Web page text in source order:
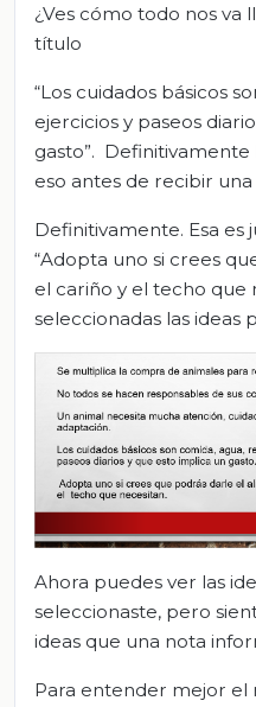
¿Ves cómo todo nos
título
“Los cuidados básicos
ejercicios y paseos
gasto”.
eso antes de recibir
Definitivamente. Esa es
“Adopta uno si crees
el cariño y el techo que
seleccionadas las ideas
Ahora puedes ver las
seleccionaste, pero
ideas que una nota
Para entender mejor el